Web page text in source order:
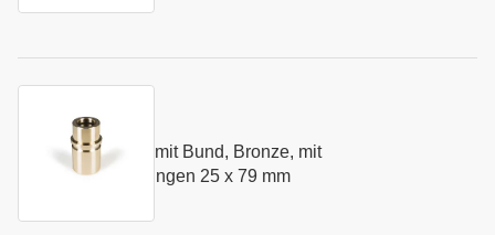
Führungsbuchse mit Bund, Bronze, mit
Festschmierstoffringen 25 x 79 mm
Kurzname:
N281.25
155415